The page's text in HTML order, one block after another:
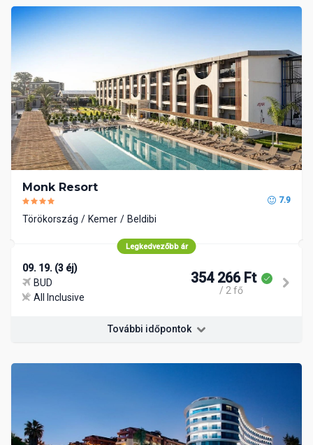
Monk Resort
7.9
Törökország Kemer Beldibi
Legkedvezőbb ár
09. 19. (3 éj)
BUD
All Inclusive
354 266 Ft
/ 2 fő
További időpontok